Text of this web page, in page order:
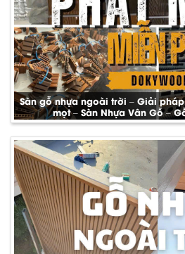
Sàn gỗ nhựa ngoài trời – Giải
mọt – Sàn Nhựa Vân Gỗ –